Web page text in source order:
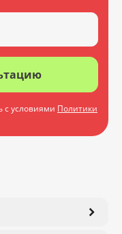
с условиями Политики